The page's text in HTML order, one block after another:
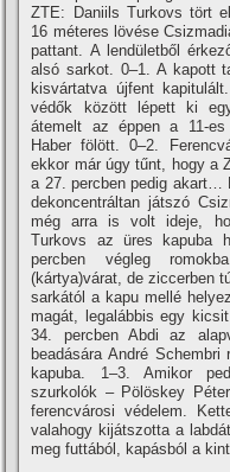
ZTE: Daniils Turkovs tört
16 méteres lövése
pattant. A lendületből
alsó sarkot. 0–1. A kapott
kisvártatva újfent
védők között lépett ki
átemelt az éppen a 11-es
Haber fölött. 0–2.
ekkor már úgy tűnt, hogy a
a 27. percben pedig akart…
dekoncentráltan játszó
még arra is volt ideje,
Turkovs az üres kapuba
percben végleg
(kártya)várat, de ziccerben
sarkától a kapu mellé
magát, legalábbis egy
34. percben Abdi az
beadására André
kapuba. 1–3. Amikor
szurkolók – Pölöskey
ferencvárosi védelem.
valahogy kijátszotta a
meg futtából, kapásból a